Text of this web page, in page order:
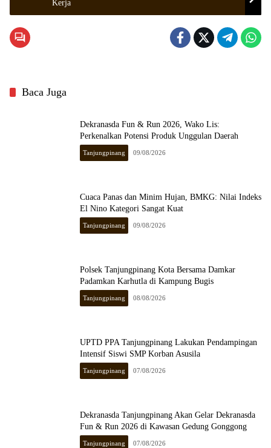
Kerja
Baca Juga
Dekranasda Fun & Run 2026, Wako Lis:
Perkenalkan Potensi Produk Unggulan Daerah
Tanjungpinang 09/08/2026
Cuaca Panas dan Minim Hujan, BMKG: Nilai Indeks
El Nino Kategori Sangat Kuat
Tanjungpinang 09/08/2026
Polsek Tanjungpinang Kota Bersama Damkar
Padamkan Karhutla di Kampung Bugis
Tanjungpinang 08/08/2026
UPTD PPA Tanjungpinang Lakukan Pendampingan
Intensif Siswi SMP Korban Asusila
Tanjungpinang 07/08/2026
Dekranasda Tanjungpinang Akan Gelar Dekranasda
Fun & Run 2026 di Kawasan Gedung Gonggong
Tanjungpinang 07/08/2026